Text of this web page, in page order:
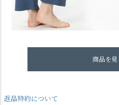
商品を見
返品特約について